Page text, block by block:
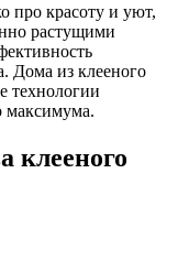
про красоту и уют,
растущими
Дома из клееного
технологии
максимума.
клееного